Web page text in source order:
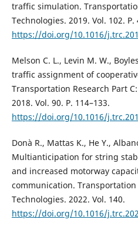
traffic simulation.
Technologies. 2019. Vol. 102. P.
https://doi.org/10.1016/
Melson C. L., Levin M. W.,
traffic assignment of
Transportation Research Part
2018. Vol. 90. P. 114–133.
https://doi.org/10.1016/
Donà R., Mattas K., He Y.,
Multianticipation for string
and increased motorway
communication. Transportation
Technologies. 2022. Vol. 140.
https://doi.org/10.1016/